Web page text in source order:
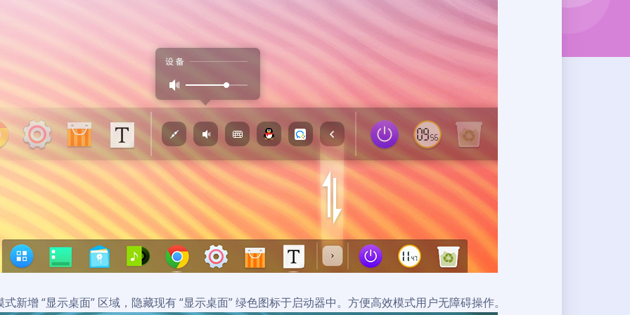
式新增 “显示桌面” 区域，隐藏现有 “显示桌面” 绿色图标于启动器中。方便高效模式用户无障碍操作。